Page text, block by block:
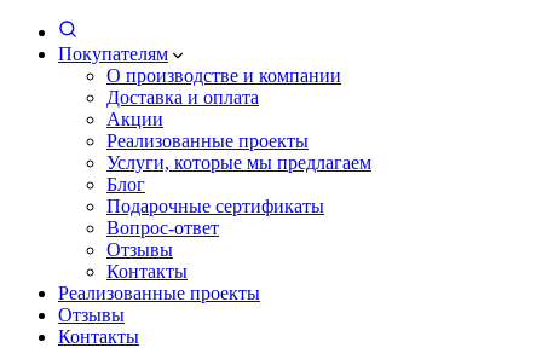
Покупателям
О производстве и компании
Доставка и оплата
Акции
Реализованные проекты
Услуги, которые мы предлагаем
Блог
Подарочные сертификаты
Вопрос-ответ
Отзывы
Контакты
Реализованные проекты
Отзывы
Контакты